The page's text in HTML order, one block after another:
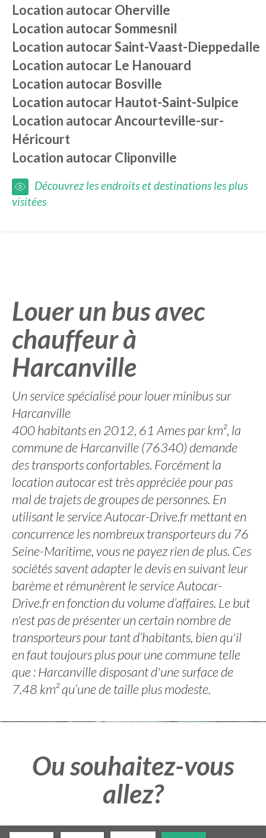
Location autocarOherville
Location autocarSommesnil
Location autocarSaint-Vaast-Dieppedalle
Location autocar Le Hanouard
Location autocar Bosville
Location autocar Hautot-Saint-Sulpice
Location autocarAncourteville-sur-
Héricourt
Location autocarCliponville
Découvrez les endroits et destinations les plus
visitées
Louer un bus avec
chauffeur à
Harcanville
Un service spécialisé pour louer minibus sur
Harcanville
400 habitants en 2012, 61 Ames par km², la
commune de Harcanville (76340) demande
des transports confortables. Forcément la
location autocar est très appréciée pour pas
mal de trajets de groupes de personnes. En
utilisant le service Autocar-Drive.fr mettant en
concurrence les nombreux transporteurs du 76
Seine-Maritime, vous ne payez rien de plus. Ces
sociétés savent adapter le devis en suivant leur
barème et rémunèrent le service Autocar-
Drive.fr en fonction du volume d’affaires. Le but
n'est pas de présenter un certain nombre de
transporteurs pour tant d’habitants, bien qu'il
en faut toujours plus pour une commune telle
que : Harcanville disposant d'une surface de
7.48 km² qu’une de taille plus modeste.
Ou souhaitez-vous
allez?